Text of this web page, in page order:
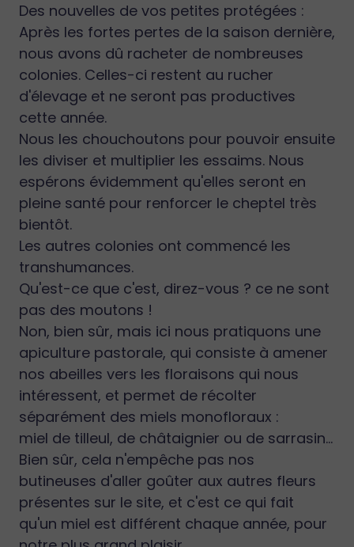
Des nouvelles de vos petites protégées :
Après les fortes pertes de la saison dernière,
nous avons dû racheter de nombreuses
colonies. Celles-ci restent au rucher
d'élevage et ne seront pas productives
cette année.
Nous les chouchoutons pour pouvoir ensuite
les diviser et multiplier les essaims. Nous
espérons évidemment qu'elles seront en
pleine santé pour renforcer le cheptel très
bientôt.
Les autres colonies ont commencé les
transhumances.
Qu'est-ce que c'est, direz-vous ? ce ne sont
pas des moutons !
Non, bien sûr, mais ici nous pratiquons une
apiculture pastorale, qui consiste à amener
nos abeilles vers les floraisons qui nous
intéressent, et permet de récolter
séparément des miels monofloraux :
miel de tilleul, de châtaignier ou de sarrasin...
Bien sûr, cela n'empêche pas nos
butineuses d'aller goûter aux autres fleurs
présentes sur le site, et c'est ce qui fait
qu'un miel est différent chaque année, pour